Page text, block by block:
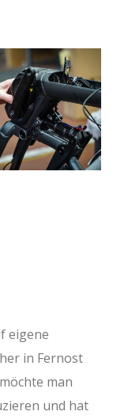
eigene
in Fernost
man
und hat